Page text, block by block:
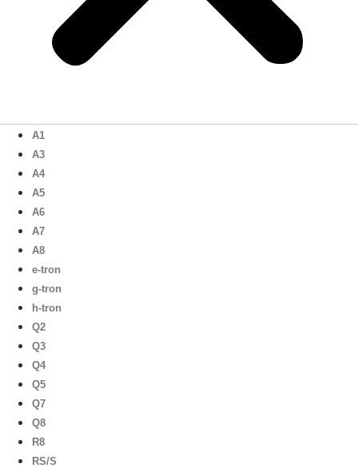
A1
A3
A4
A5
A6
A7
A8
e-tron
g-tron
h-tron
Q2
Q3
Q4
Q5
Q7
Q8
R8
RS/S